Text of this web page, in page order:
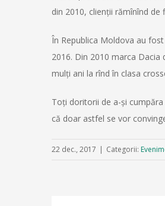
din 2010, clienţii rămînînd
În Republica Moldova au
2016. Din 2010 marca
mulţi ani la rînd în clasa
Toţi doritorii de a-și
că doar astfel se vor
22 dec., 2017 | Categorii: